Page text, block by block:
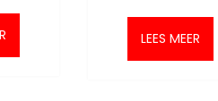
was:
LEES MEER